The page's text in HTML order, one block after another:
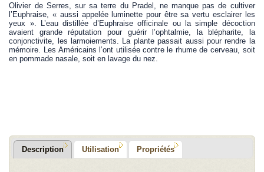
Olivier de Serres, sur sa terre du Pradel, ne manque pas de cultiver
l’Euphraise, « aussi appelée luminette pour être sa vertu esclairer les
yeux ». L’eau distillée d’Euphraise officinale ou la simple décoction
avaient grande réputation pour guérir l’ophtalmie, la blépharite, la
conjonctivite, les larmoiements. La plante passait aussi pour rendre la
mémoire. Les Américains l’ont utilisée contre le rhume de cerveau, soit
en pommade nasale, soit en lavage du nez.
Description Utilisation Propriétés